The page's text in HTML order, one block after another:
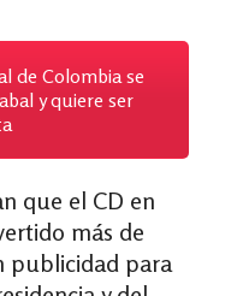
de Colombia se
y quiere ser
que el CD en
más de
publicidad para